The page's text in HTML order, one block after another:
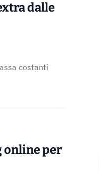
dalle
costanti
online per